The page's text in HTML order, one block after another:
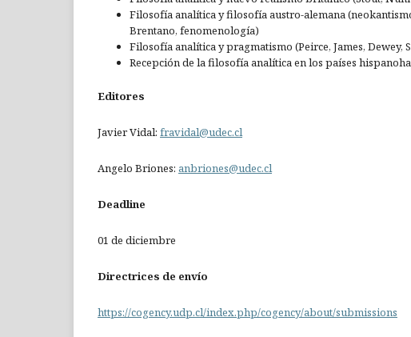
Filosofía analítica y filosofía austro-alemana
Brentano, fenomenología)
Filosofía analítica y pragmatismo (Peirce, James, Dewey,
Recepción de la filosofía analítica en los países
Editores
Javier Vidal: fravidal@udec.cl
Angelo Briones: anbriones@udec.cl
Deadline
01 de diciembre
Directrices de envío
https://cogency.udp.cl/index.php/cogency/about/submissions